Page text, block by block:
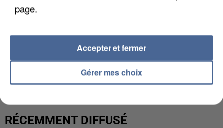
UNE TOURISTE DE L’OISE EMPORTÉE PAR UNE
COULÉE DE BOUE EN HAUTE-SAVOIE
RÉCEMMENT DIFFUSÉ
page.
Gérer mes choix
Accepter et fermer